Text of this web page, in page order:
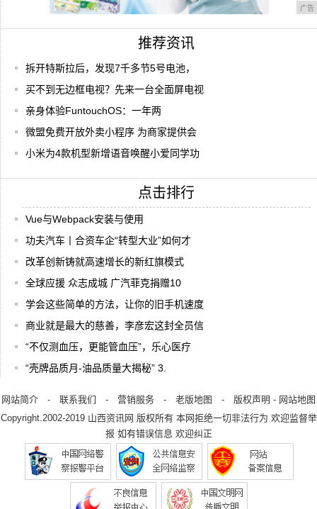
广告
推荐资讯
拆开特斯拉后，发现7千多节5号电池，
买不到无边框电视？先来一台全面屏电视
亲身体验FuntouchOS：一年两
微盟免费开放外卖小程序 为商家提供会
小米为4款机型新增语音唤醒小爱同学功
点击排行
Vue与Webpack安装与使用
功夫汽车丨合资车企“转型大业”如何才
改革创新铸就高速增长的新红旗模式
全球应援 众志成城 广汽菲克捐赠10
学会这些简单的方法，让你的旧手机速度
商业就是最大的慈善，李彦宏这封全员信
“不仅测血压，更能管血压”，乐心医疗
“壳牌品质月-油品质量大揭秘” 3.
网站简介 - 联系我们 - 营销服务 - 老版地图 - 版权声明 - 网站地图
Copyright.2002-2019 山西资讯网 版权所有 本网拒绝一切非法行为 欢迎监督举
报 如有错误信息 欢迎纠正